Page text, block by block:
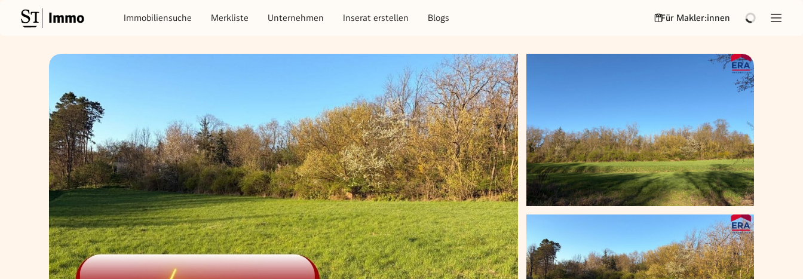
Immo Immobiliensuche Merkliste Unternehmen Inserat erstellen Blogs Für Makler:innen